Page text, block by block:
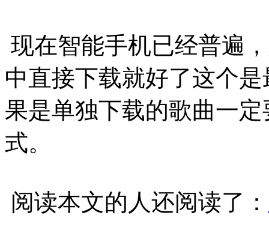
现在智能手机已经普遍
中直接下载就好了这个
果是单独下载的歌曲一
式。
阅读本文的人还阅读了：